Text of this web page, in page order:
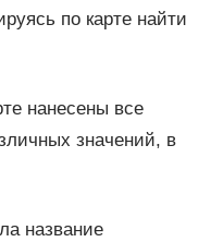
по карте найти
нанесены все
значений, в
название